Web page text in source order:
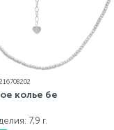
колье бе
7,9 г.